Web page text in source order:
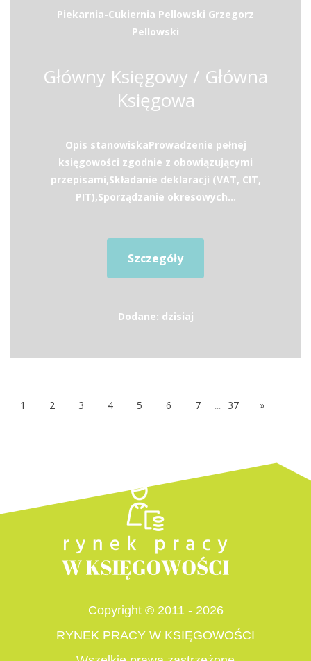
Piekarnia-Cukiernia Pellowski Grzegorz
Pellowski
Główny Księgowy / Główna
Księgowa
Opis stanowiskaProwadzenie pełnej
księgowości zgodnie z obowiązującymi
przepisami,Składanie deklaracji (VAT, CIT,
PIT),Sporządzanie okresowych...
Szczegóły
Dodane: dzisiaj
1 2 3 4 5 6 7 ... 37 »
Copyright © 2011 - 2026
RYNEK PRACY W KSIĘGOWOŚCI